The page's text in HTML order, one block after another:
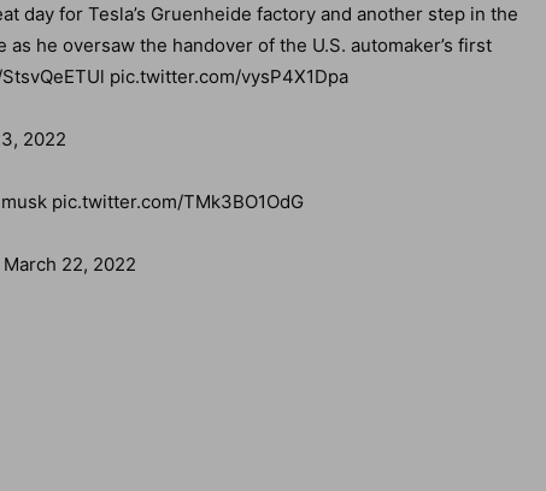
day for Tesla’s Gruenheide factory and another step in the
he oversaw the handover of the U.S. automaker’s first
pic.twitter.com/vysP4X1Dpa
2022
pic.twitter.com/TMk3BO1OdG
22, 2022